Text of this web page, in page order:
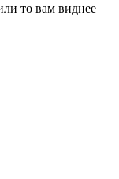
то вам виднее